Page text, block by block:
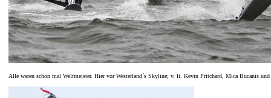
Alle waren schon mal Weltmeister. Hier vor Westerland´s Skyline; v. li. Kevin Pritchard, Mica Bucanis und